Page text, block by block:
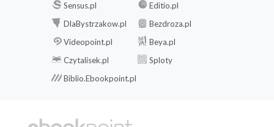
Sensus.pl
Editio.pl
DlaBystrzakow.pl
Bezdroza.pl
Videopoint.pl
Beya.pl
Czytalisek.pl
Sploty
Biblio.Ebookpoint.pl